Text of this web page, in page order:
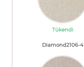
Tükendi
Diamond2106-4